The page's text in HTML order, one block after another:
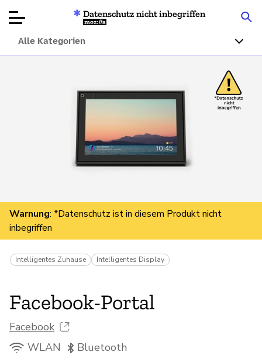
Artikel
Spenden
Datenschutz nicht inbegriffen
Mozilla
Alle Kategorien
Warnung: *Datenschutz ist in diesem Produkt nicht
inbegriffen
Intelligentes Zuhause Intelligentes Display
Facebook-Portal
Facebook
WLAN
Bluetooth